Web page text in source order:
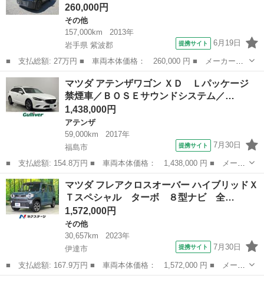
260,000円
その他
157,000km
2013年
岩手県 紫波郡
提携サイト 6月19日
■ 支払総額: 27万円 ■ 車両本体価格： 260,000 円 ■ メーカー
名： マツダ ■ 車種名： フレアワゴン ■ グレード名： ＸＳ
４ＷＤ・ナビ・両パワスラ・キーレス ■ 排気量： 660cc ■ ドア枚
数： ...
岩手 紫波郡 その他
マツダ アテンザワゴン ＸＤ Ｌパッケージ
禁煙車／ＢＯＳＥサウンドシステム／…
1,438,000円
アテンザ
59,000km
2017年
福島市
提携サイト 7月30日
■ 支払総額: 154.8万円 ■ 車両本体価格： 1,438,000 円 ■ メーカ
ー名： マツダ ■ 車種名： アテンザワゴン ■ グレード名： Ｘ
Ｄ Ｌパッケージ 禁煙車／ＢＯＳＥサウンドシステム／ＥＴＣ／レ
ーダーク...
福島 福島市 アテンザ
マツダ フレアクロスオーバー ハイブリッドＸ
Ｔスペシャル ターボ ８型ナビ 全…
1,572,000円
その他
30,657km
2023年
伊達市
提携サイト 7月30日
■ 支払総額: 167.9万円 ■ 車両本体価格： 1,572,000 円 ■ メーカ
ー名： マツダ ■ 車種名： フレアクロスオーバー ■ グレード